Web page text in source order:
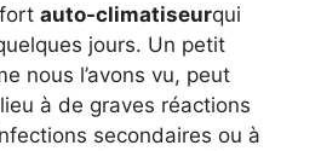
auto-climatiseurqui
jours. Un petit
nous l’avons vu, peut
à de graves réactions
secondaires ou à